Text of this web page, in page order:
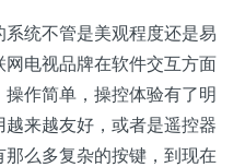
统不管是美观程度还是易
电视品牌在软件交互方面
作简单，操控体验有了明
来越友好，或者是遥控器
么多复杂的按键，到现在